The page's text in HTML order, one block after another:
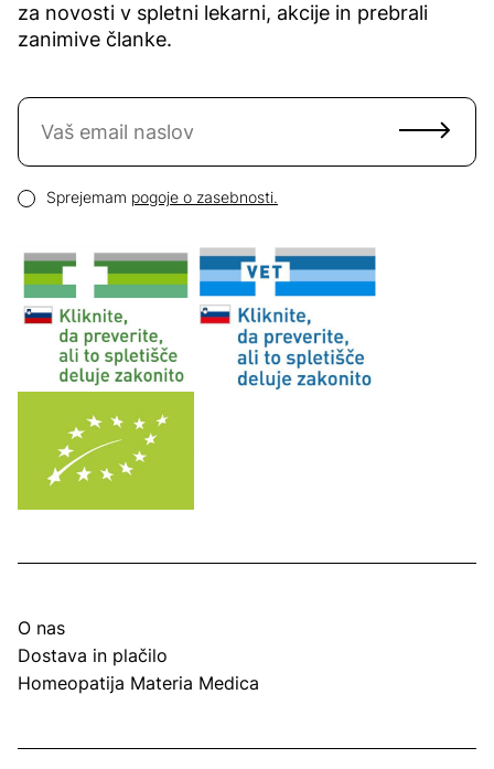
za novosti v spletni lekarni, akcije in prebrali
zanimive članke.
Naročite se na novice
Pogoji zasebnosti
Sprejemam pogoje o zasebnosti.
O nas
Dostava in plačilo
Homeopatija Materia Medica